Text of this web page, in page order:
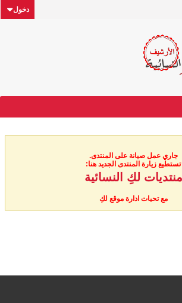
دخول
جاري عمل صيانة على المنتدى.
تستطيع زيارة المنتدى الجديد هنا:
منتديات لكِ النسائية
مع تحيات ادارة موقع لكِ